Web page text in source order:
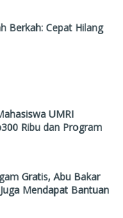
Berkah: Cepat Hilang
UMRI
Ribu dan Program
Gratis, Abu Bakar
Mendapat Bantuan